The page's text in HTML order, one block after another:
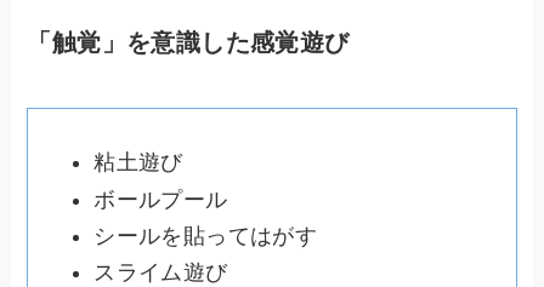
「触覚」を意識した感覚遊び
粘土遊び
ボールプール
シールを貼ってはがす
スライム遊び